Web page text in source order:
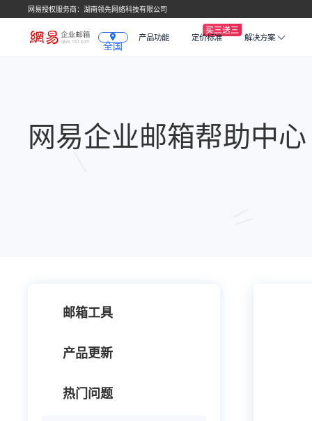
网易授权服务商：湖南领先网络科技有限公司
全国
产品功能 定价标准 解决方案
网易企业邮箱帮助中心
邮箱工具
产品更新
热门问题